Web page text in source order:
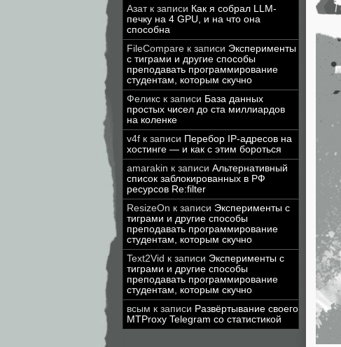
Азатк записи Как я собрал LLM-
печку на 4 GPU, и на что она
способна
FileCompare к записи Эксперименты
с тиграми и другие способы
преподавать программирование
студентам, которым скучно
Феликс к записи База данных
простых чисел до ста миллиардов
на коленке
v4f к записи Перебор IP-адресов на
хостинге — и как с этим бороться
amarakin к записи Альтернативный
список заблокированных в РФ
ресурсов Re:filter
ResizeOn к записи Эксперименты с
тиграми и другие способы
преподавать программирование
студентам, которым скучно
Text2Vid к записи Эксперименты с
тиграми и другие способы
преподавать программирование
студентам, которым скучно
всым к записи Развёртывание своего
MTProxy Telegram со статистикой